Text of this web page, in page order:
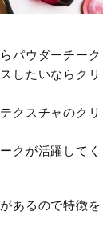
パウダーチーク
したいならクリ
クスチャのクリ
クが活躍してく
あるので特徴を